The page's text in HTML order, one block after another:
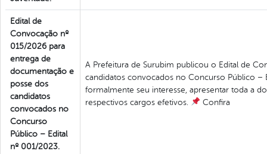
Edital de
Convocação nº
015/2026 para
entrega de
documentação e
posse dos
candidatos
convocados no
Concurso
Público – Edital
nº 001/2023.
A Prefeitura de Surubim publicou o Edital de
candidatos convocados no Concurso Público –
formalmente seu interesse, apresentar toda a
respectivos cargos efetivos.
Confira